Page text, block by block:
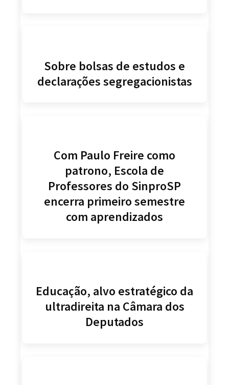
Sobre bolsas de estudos e
declarações segregacionistas
Com Paulo Freire como
patrono, Escola de
Professores do SinproSP
encerra primeiro semestre
com aprendizados
Educação, alvo estratégico da
ultradireita na Câmara dos
Deputados